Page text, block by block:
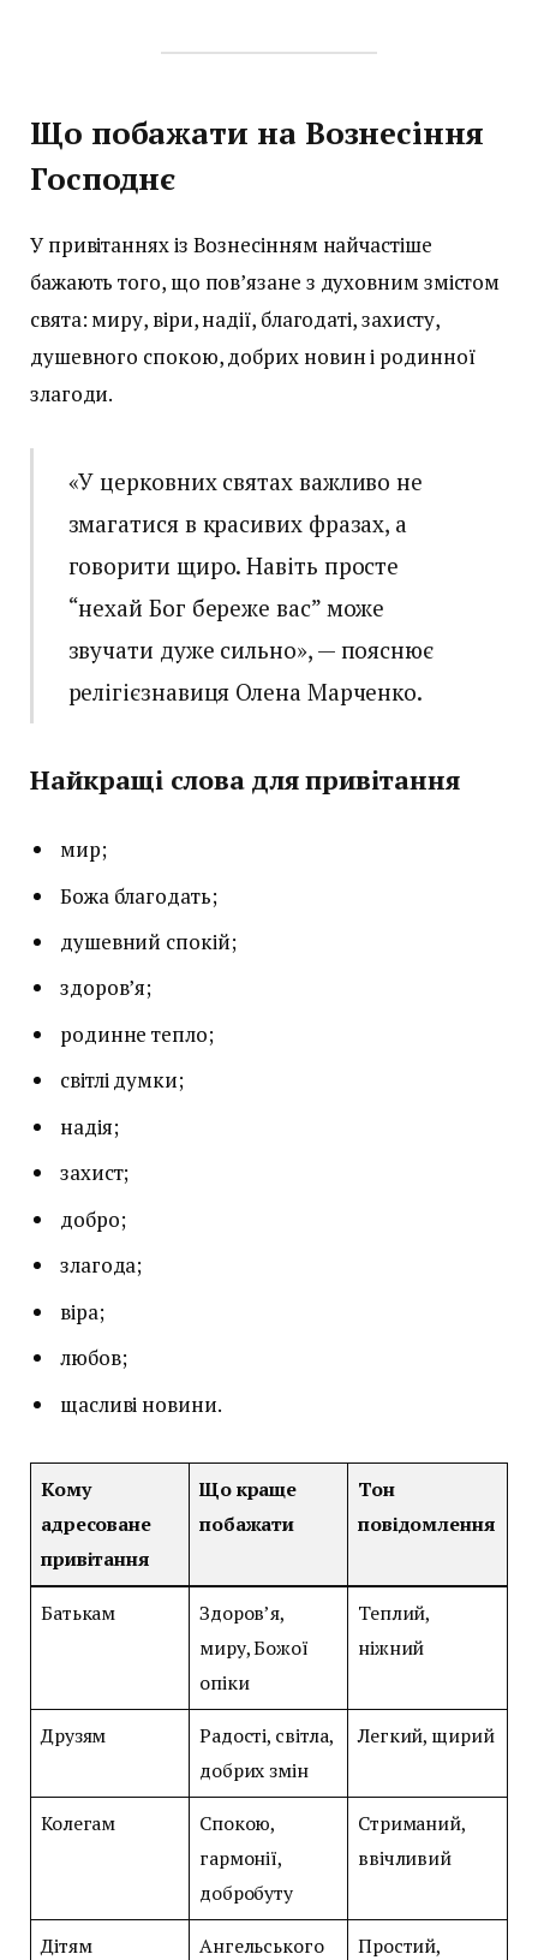
Що побажати на Вознесіння
Господнє
У привітаннях із Вознесінням найчастіше
бажають того, що пов’язане з духовним змістом
свята: миру, віри, надії, благодаті, захисту,
душевного спокою, добрих новин і родинної
злагоди.
«У церковних святах важливо не
змагатися в красивих фразах, а
говорити щиро. Навіть просте
“нехай Бог береже вас” може
звучати дуже сильно», — пояснює
релігієзнавиця Олена Марченко.
Найкращі слова для привітання
мир;
Божа благодать;
душевний спокій;
здоров’я;
родинне тепло;
світлі думки;
надія;
захист;
добро;
злагода;
віра;
любов;
щасливі новини.
Кому
адресоване
привітання
Що краще
побажати
Тон
повідомлення
Батькам
Здоров’я,
миру, Божої
опіки
Теплий,
ніжний
Друзям
Радості, світла,
добрих змін
Легкий, щирий
Колегам
Спокою,
гармонії,
добробуту
Стриманий,
ввічливий
Дітям Ангельського Простий,